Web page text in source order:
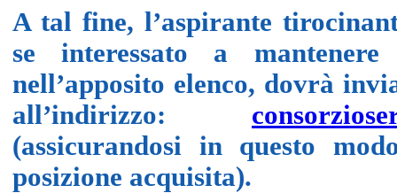
A tal fine, l’aspirante
se interessato a
nell’apposito elenco, dovrà
all’indirizzo:
(assicurandosi in questo
posizione acquisita).